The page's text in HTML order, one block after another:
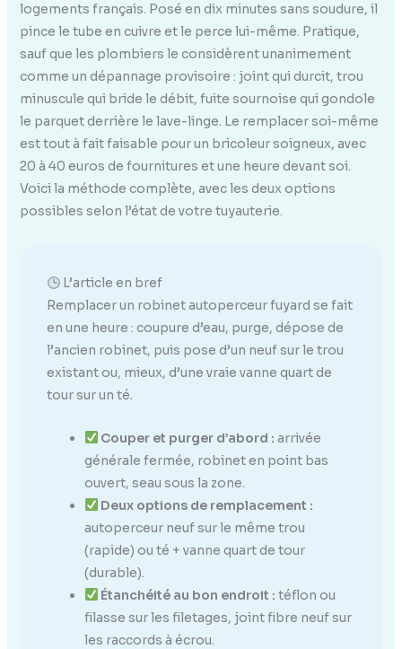
logements français. Posé en dix minutes sans soudure, il
pince le tube en cuivre et le perce lui-même. Pratique,
sauf que les plombiers le considèrent unanimement
comme un dépannage provisoire : joint qui durcit, trou
minuscule qui bride le débit, fuite sournoise qui gondole
le parquet derrière le lave-linge. Le remplacer soi-même
est tout à fait faisable pour un bricoleur soigneux, avec
20 à 40 euros de fournitures et une heure devant soi.
Voici la méthode complète, avec les deux options
possibles selon l’état de votre tuyauterie.
L’article en bref
Remplacer un robinet autoperceur fuyard se fait
en une heure : coupure d’eau, purge, dépose de
l’ancien robinet, puis pose d’un neuf sur le trou
existant ou, mieux, d’une vraie vanne quart de
tour sur un té.
Couper et purger d’abord : arrivée
générale fermée, robinet en point bas
ouvert, seau sous la zone.
Deux options de remplacement :
autoperceur neuf sur le même trou
(rapide) ou té + vanne quart de tour
(durable).
Étanchéité au bon endroit : téflon ou
filasse sur les filetages, joint fibre neuf sur
les raccords à écrou.